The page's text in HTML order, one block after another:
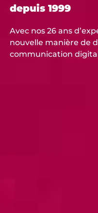
depuis 1999
Avec nos 26 ans
nouvelle manière de
communication